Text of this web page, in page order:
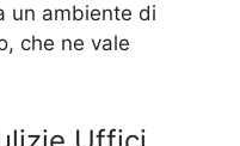
un ambiente di
che ne vale